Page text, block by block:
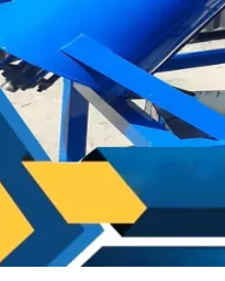
که آن را قلب خط پت مینامند